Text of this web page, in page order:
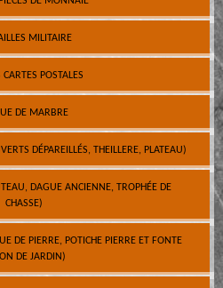
MILITAIRE
CARTES POSTALES
DE MARBRE
DÉPAREILLÉS, THEILLERE, PLATEAU)
DAGUE ANCIENNE, TROPHÉE DE
CHASSE)
DE PIERRE, POTICHE PIERRE ET FONTE
DE JARDIN)